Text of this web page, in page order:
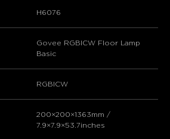
H6076
Govee RGBICW Floor Lamp
Basic
RGBICW
200×200×1363mm /
7.9×7.9×53.7inches